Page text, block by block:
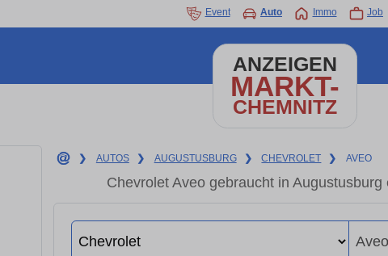
Event Auto Immo Job
ANZEIGEN
MARKT-
CHEMNITZ
❯ AUTOS ❯ AUGUSTUSBURG ❯ CHEVROLET ❯ AVEO
Chevrolet Aveo gebraucht in